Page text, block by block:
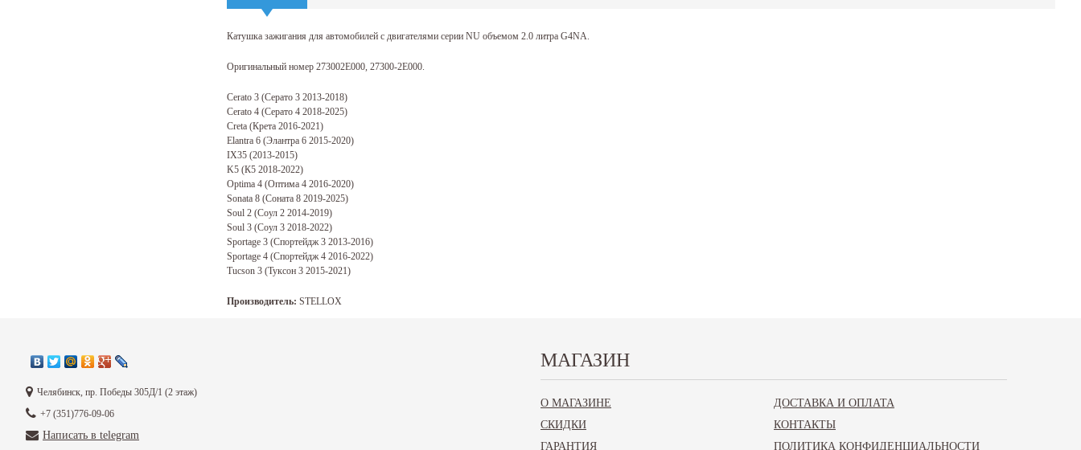
Катушка зажигания для автомобилей с двигателями серии NU объемом 2.0 литра G4NA.
Оригинальный номер 273002E000, 27300-2E000.
Cerato 3 (Серато 3 2013-2018)
Cerato 4 (Серато 4 2018-2025)
Creta (Крета 2016-2021)
Elantra 6 (Элантра 6 2015-2020)
IX35 (2013-2015)
K5 (К5 2018-2022)
Optima 4 (Оптима 4 2016-2020)
Sonata 8 (Соната 8 2019-2025)
Soul 2 (Соул 2 2014-2019)
Soul 3 (Соул 3 2018-2022)
Sportage 3 (Спортейдж 3 2013-2016)
Sportage 4 (Спортейдж 4 2016-2022)
Tucson 3 (Туксон 3 2015-2021)
Производитель: STELLOX
Ваш вопрос*:
Челябинск, пр. Победы 305Д/1 (2 этаж)
+7 (351)776-09-06
Написать в telegram
МАГАЗИН
О МАГАЗИНЕ
ДОСТАВКА И ОПЛАТА
СКИДКИ
КОНТАКТЫ
ГАРАНТИЯ
ПОЛИТИКА КОНФИДЕНЦИАЛЬНОСТИ